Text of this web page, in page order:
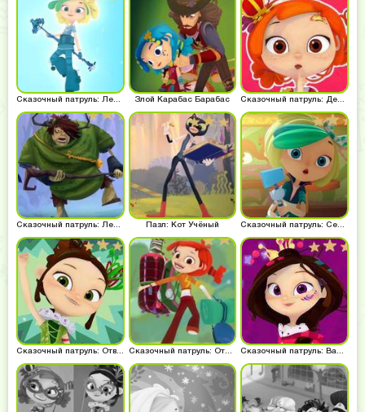
Злой Карабас Барабас
Сказочный патруль: Леший атакует Пазл: Кот Учёный Сказочный патруль: Селфи
Сказочный патруль: Отважная Маша Сказочный патруль: Отпуск Сказочный патруль: Варя королева